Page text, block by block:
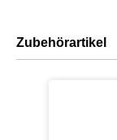
Zubehörartikel